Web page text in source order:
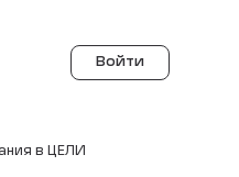
Войти
в ЦЕЛИ